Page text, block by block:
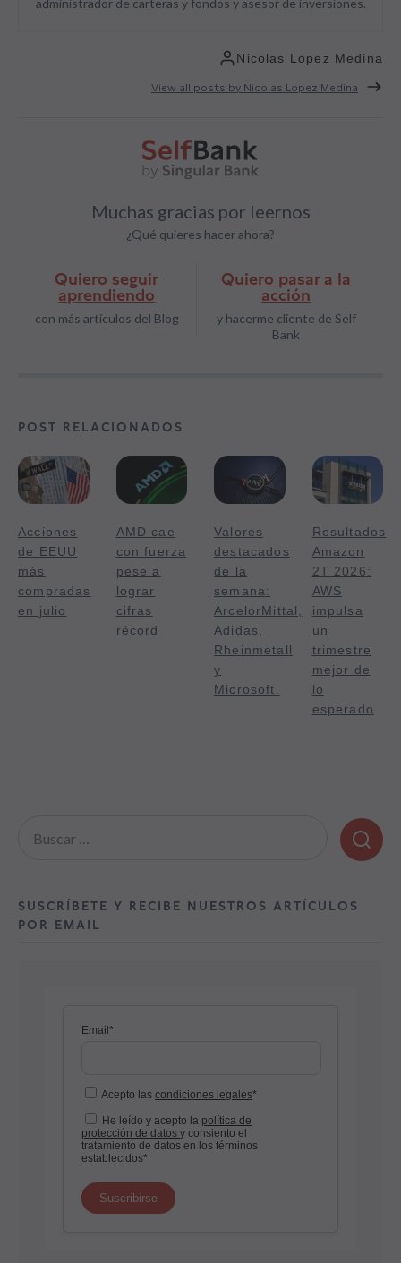
administrador de carteras y fondos y asesor de inversiones.
Nicolas Lopez Medina
View all posts by Nicolas Lopez Medina
Muchas gracias por leernos
¿Qué quieres hacer ahora?
Quiero seguir
aprendiendo
con más artículos del Blog
Quiero pasar a la
acción
y hacerme cliente de Self
Bank
POST RELACIONADOS
Acciones
de EEUU
más
compradas
en julio
AMD cae
con fuerza
pese a
lograr
cifras
récord
Valores
destacados
de la
semana:
ArcelorMittal,
Adidas,
Rheinmetall
y
Microsoft.
Resultados
Amazon
2T 2026:
AWS
impulsa
un
trimestre
mejor de
lo
esperado
SUSCRÍBETE Y RECIBE NUESTROS ARTÍCULOS
POR EMAIL